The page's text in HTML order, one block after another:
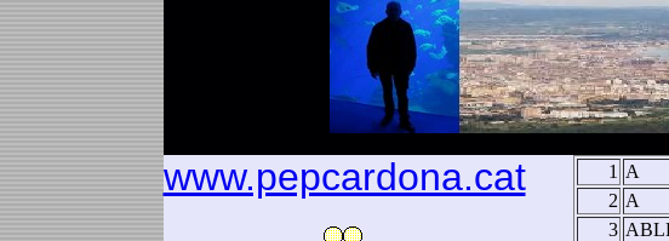
www.pepcardona.cat 1 A
2 A
3